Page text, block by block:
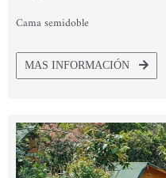
Cama semidoble
MAS INFORMACIÓN